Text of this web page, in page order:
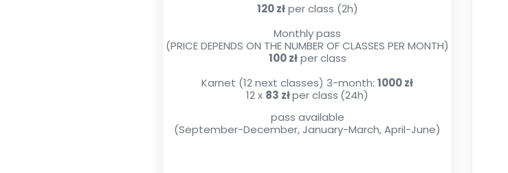
120 złper class (2h)
Monthly pass
(PRICE DEPENDS ON THE NUMBER OF CLASSES PER MONTH)
100 złper class
Karnet (12 next classes) 3-month: 1000 zł
12 x 83 złper class (24h)
pass available
(September-December, January-March, April-June)